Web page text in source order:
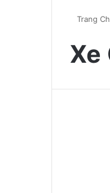
Trang
Xe